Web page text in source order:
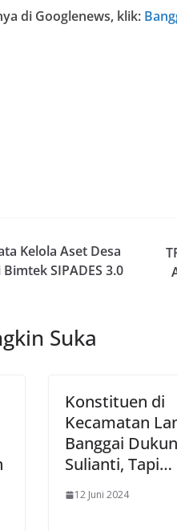
di Googlenews, klik:
Kelola Aset Desa
SIPADES 3.0
Suka
Konstituen di
Kecamatan
Banggai
Sulianti, Tapi…
12 Juni 2024